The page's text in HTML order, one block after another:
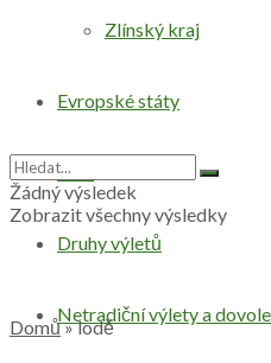
Zlínský kraj
Evropské státy
Svět
Druhy výletů
Netradiční výlety a
Žádný výsledek
Zobrazit všechny výsledky
Domů»lodě